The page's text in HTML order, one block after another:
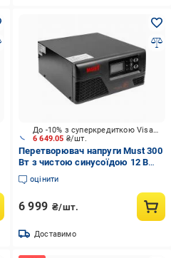
6 649.05 ₴/шт.
До -10% з суперкредиткою Visa Вигода
Перетворювач напруги Must 300
Вт з чистою синусоїдою 12 В
LCD (KD00MS0046)
оцінити
6 999 ₴/шт.
Доставимо